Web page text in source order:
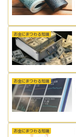
お金にまつわる知識
お金にまつわる知識
お金にまつわる知識